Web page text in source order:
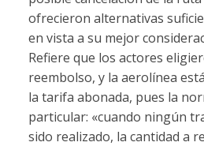
ofrecieron alternativas
en vista a su mejor
Refiere que los actores
reembolso, y la aerolínea
la tarifa abonada, pues la
particular: «cuando ningún
sido realizado, la cantidad a